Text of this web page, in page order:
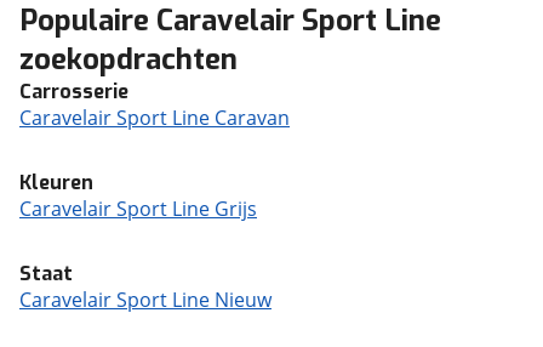
Populaire Caravelair Sport Line
zoekopdrachten
Carrosserie
Caravelair Sport Line Caravan
Kleuren
Caravelair Sport Line Grijs
Staat
Caravelair Sport Line Nieuw